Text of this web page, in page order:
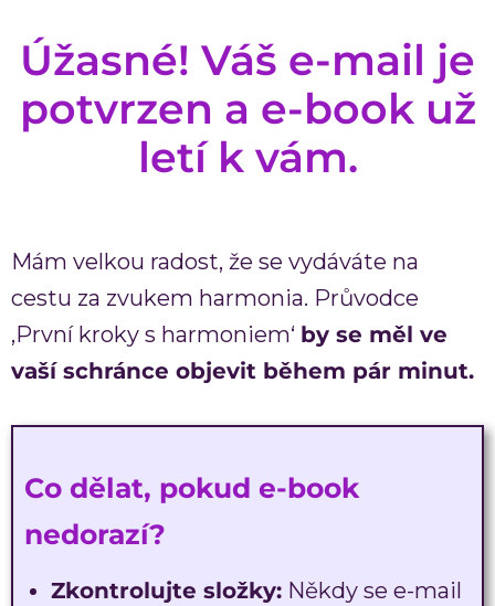
Úžasné! Váš e-mail je
potvrzen a e-book už
letí k vám.
Mám velkou radost, že se vydáváte na
cestu za zvukem harmonia. Průvodce
‚První kroky s harmoniem‘ by se měl ve
vaší schránce objevit během pár minut.
Co dělat, pokud e-book
nedorazí?
Zkontrolujte složky: Někdy se e-mail